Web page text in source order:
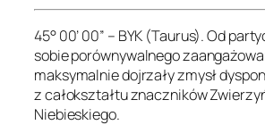
45° 00’ 00” – BYK (Taurus). Od
sobie porównywalnego
maksymalnie dojrzały zmysł
z całokształtu znaczników
Niebieskiego.